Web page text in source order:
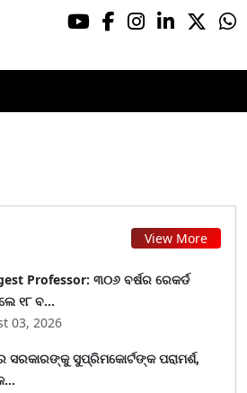
View More
Professor: ୩୦୬ ବର୍ଷର ରେକର୍ଡ
୧୮ ବ...
03, 2026
ସରକାରଙ୍କୁ ସୁପ୍ରିମକୋର୍ଟଙ୍କ ପରାମର୍ଶ,